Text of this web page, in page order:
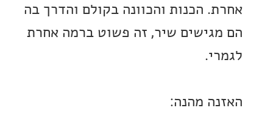
הכנות והכוונה בקולם והדרך בה
שיר, זה פשוט ברמה אחרת
מהנה: